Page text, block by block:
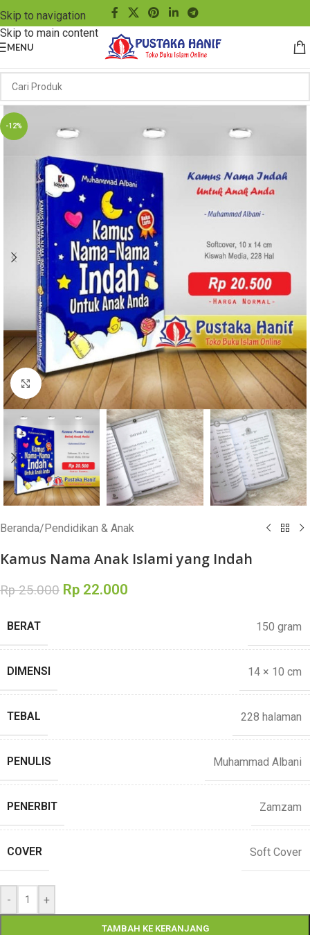
Skip to navigation
Skip to main content
MENU
-12%
Click to enlarge
Beranda/ Pendidikan & Anak
Kamus Nama Anak Islami yang Indah
Rp25.000 Rp 22.000
BERAT 150 gram
DIMENSI 14 × 10 cm
TEBAL 228 halaman
PENULIS Muhammad Albani
PENERBIT Zamzam
COVER Soft Cover
- +
TAMBAH KE KERANJANG